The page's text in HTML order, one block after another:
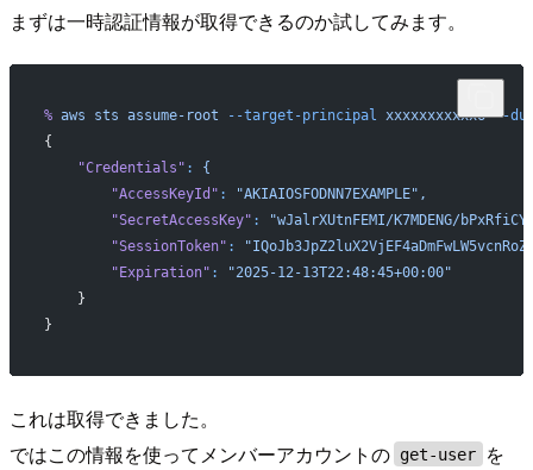
まずは一時認証情報が取得できるのか試してみます。
% aws sts assume-root --target-principal xxxxxxxxxxx6 --
{
    "Credentials"
:
{
        "AccessKeyId"
:
"AKIAIOSFODNN7EXAMPLE",
        "SecretAccessKey"
:
"wJalrXUtnFEMI/K7MDENG/
        "SessionToken"
:
        "Expiration"
:
"2025-12-13T22:48:45+00:00"
    }
}
これは取得できました。
ではこの情報を使ってメンバーアカウントの get-user
を